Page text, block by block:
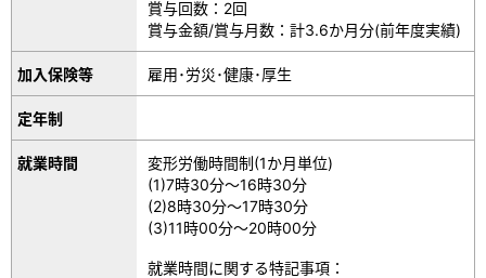
賞与回数：2回
賞与金額/賞与月数：計3.6か月分(前年度実績)
加入保険等 雇用･労災･健康･厚生
定年制
就業時間
変形労働時間制(1か月単位)
(1)7時30分～16時30分
(2)8時30分～17時30分
(3)11時00分～20時00分
就業時間に関する特記事項：